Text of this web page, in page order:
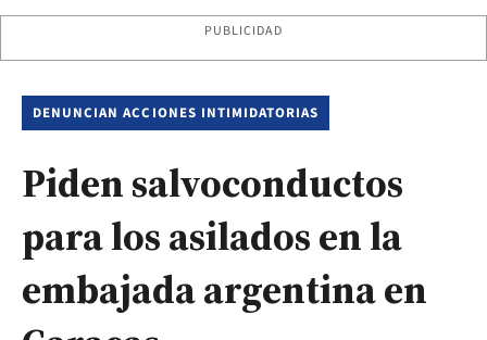
PUBLICIDAD
DENUNCIAN ACCIONES INTIMIDATORIAS
Piden salvoconductos
para los asilados en la
embajada argentina en